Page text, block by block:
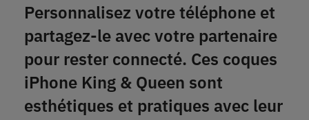
Personnalisez votre téléphone et
partagez-le avec votre partenaire
pour rester connecté. Ces coques
iPhone King & Queen sont
esthétiques et pratiques avec leur